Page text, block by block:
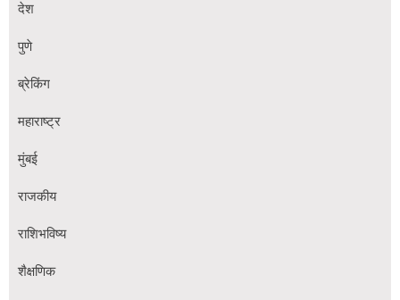
देश
पुणे
ब्रेकिंग
महाराष्ट्र
मुंबई
राजकीय
राशिभविष्य
शैक्षणिक